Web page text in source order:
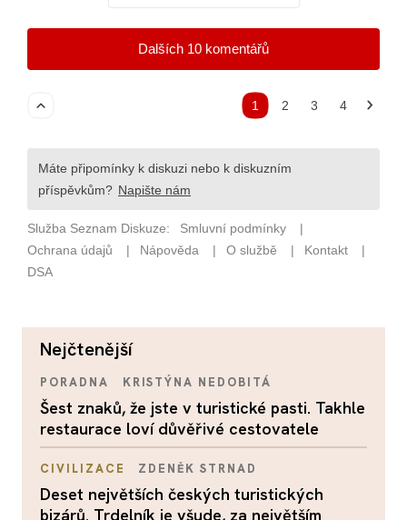
nejčtenější
PORADNA KRISTÝNA NEDOBITÁ
Šest znaků, že jste v turistické pasti. Takhle
restaurace loví důvěřivé cestovatele
CIVILIZACE ZDENĚK STRNAD
Deset největších českých turistických
bizárů. Trdelník je všude, za největším